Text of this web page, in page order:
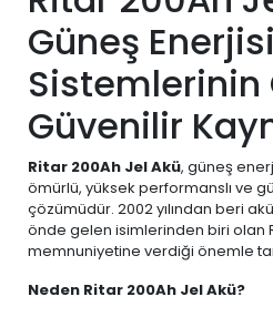
Güneş Enerjisi
Sistemlerinin
Güvenilir
Ritar 200Ah Jel Akü, güneş
ömürlü, yüksek performanslı ve
çözümüdür. 2002 yılından beri
önde gelen isimlerinden biri olan
memnuniyetine verdiği önemle
Neden Ritar 200Ah Jel Akü?